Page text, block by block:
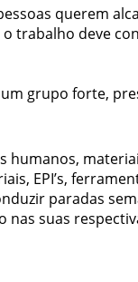
querem
trabalho deve
grupo forte,
humanos,
EPI’s,
paradas
suas